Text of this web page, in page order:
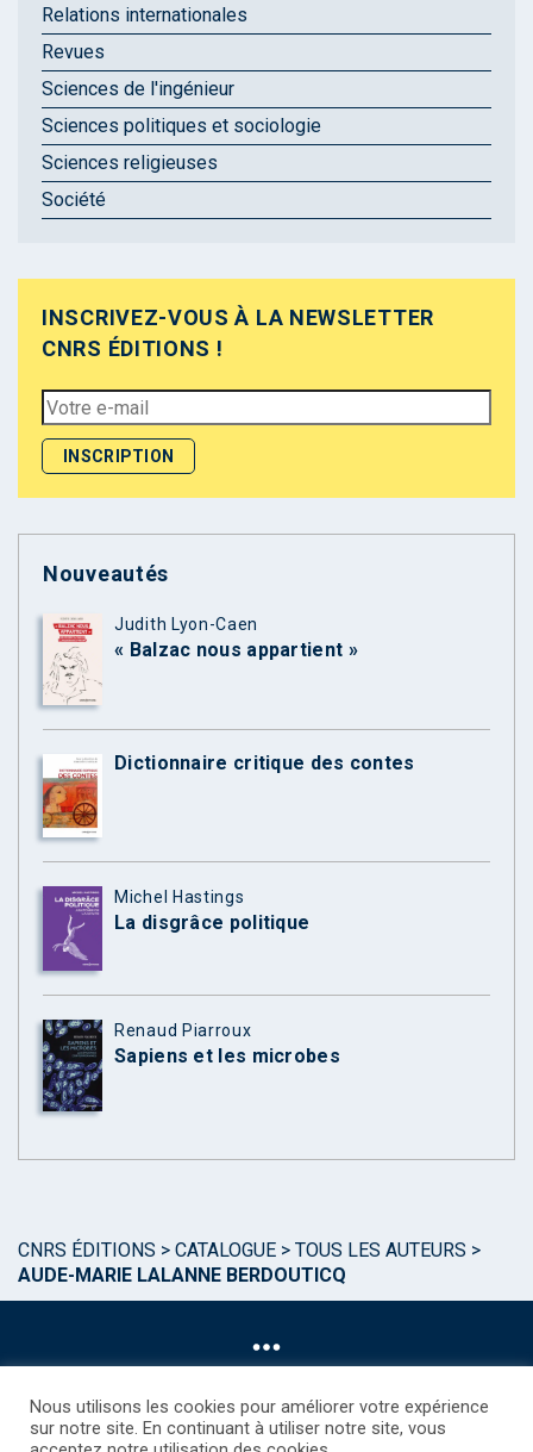
Relations internationales
Revues
Sciences de l'ingénieur
Sciences politiques et sociologie
Sciences religieuses
Société
INSCRIVEZ-VOUS À LA NEWSLETTER
CNRS ÉDITIONS !
Nouveautés
Judith Lyon-Caen
« Balzac nous appartient »
Dictionnaire critique des contes
Michel Hastings
La disgrâce politique
Renaud Piarroux
Sapiens et les microbes
CNRS ÉDITIONS > CATALOGUE > TOUS LES AUTEURS >
AUDE-MARIE LALANNE BERDOUTICQ
Nous utilisons les cookies pour améliorer votre expérience
sur notre site. En continuant à utiliser notre site, vous